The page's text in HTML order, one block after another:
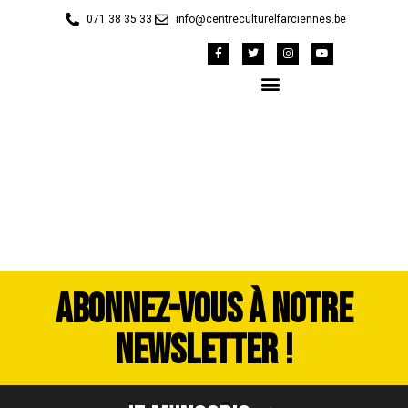
071 38 35 33 info@centreculturelfarciennes.be
ABONNEZ-VOUS À NOTRE
NEWSLETTER !